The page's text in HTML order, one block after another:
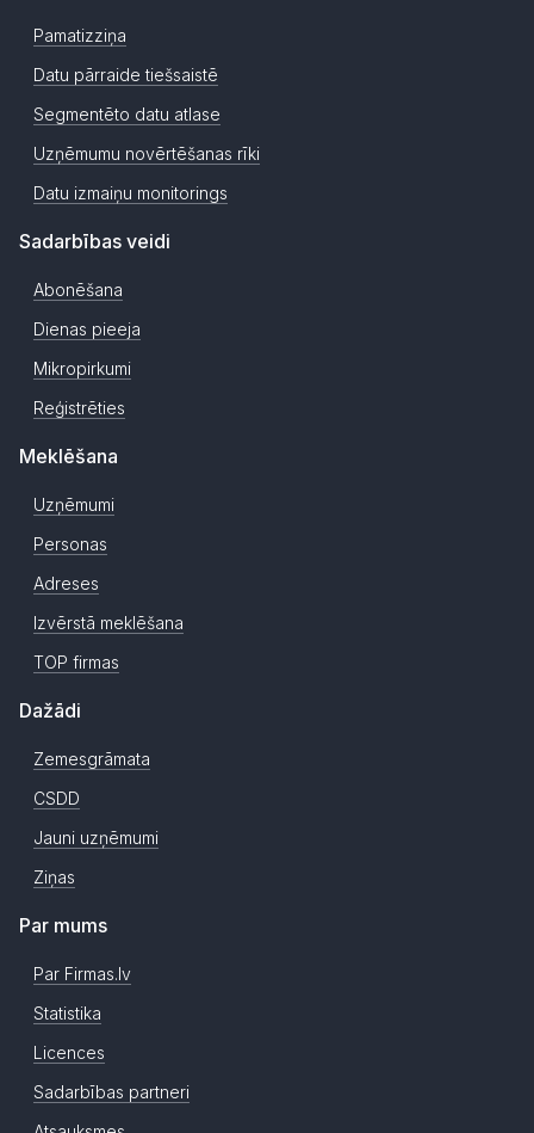
Pamatizziņa
Datu pārraide tiešsaistē
Segmentēto datu atlase
Uzņēmumu novērtēšanas rīki
Datu izmaiņu monitorings
Sadarbības veidi
Abonēšana
Dienas pieeja
Mikropirkumi
Reģistrēties
Meklēšana
Uzņēmumi
Personas
Adreses
Izvērstā meklēšana
TOP firmas
Dažādi
Zemesgrāmata
CSDD
Jauni uzņēmumi
Ziņas
Par mums
Par Firmas.lv
Statistika
Licences
Sadarbības partneri